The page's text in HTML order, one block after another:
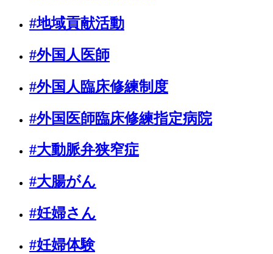
#地域貢献活動
#外国人医師
#外国人臨床修練制度
#外国医師臨床修練指定病院
#大動脈弁狭窄症
#大腸がん
#妊婦さん
#妊婦体験